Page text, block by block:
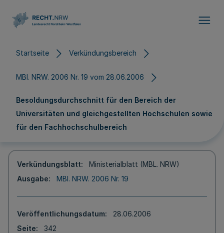
Startseite Verkündungsbereich
MBl. NRW. 2006 Nr. 19 vom 28.06.2006
Besoldungsdurchschnitt für den Bereich der
Universitäten und gleichgestellten Hochschulen sowie
für den Fachhochschulbereich
Verkündungsblatt
Ministerialblatt (MBL. NRW)
Ausgabe
MBl. NRW. 2006 Nr. 19
Veröffentlichungsdatum
28.06.2006
Seite
342